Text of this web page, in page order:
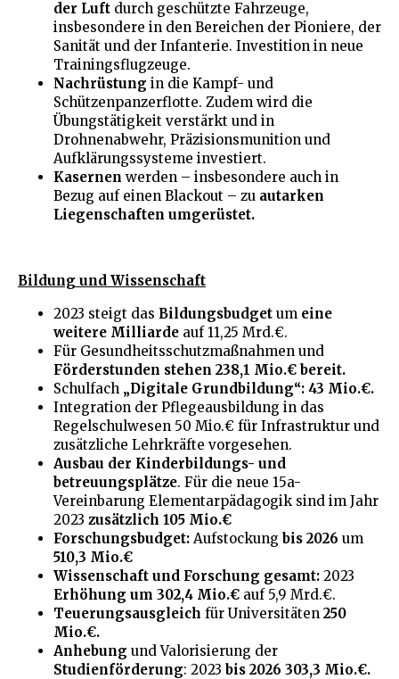
der Luft durch geschützte Fahrzeuge,
insbesondere in den Bereichen der Pioniere, der
Sanität und der Infanterie. Investition in neue
Trainingsflugzeuge.
Nachrüstung in die Kampf- und
Schützenpanzerflotte. Zudem wird die
Übungstätigkeit verstärkt und in
Drohnenabwehr, Präzisionsmunition und
Aufklärungssysteme investiert.
Kasernen werden – insbesondere auch in
Bezug auf einen Blackout – zu autarken
Liegenschaften umgerüstet.
Bildung und Wissenschaft
2023 steigt das Bildungsbudget um eine
weitere Milliarde auf 11,25 Mrd.€.
Für Gesundheitsschutzmaßnahmen und
Förderstunden stehen 238,1 Mio.€ bereit.
Schulfach „Digitale Grundbildung“: 43 Mio.€.
Integration der Pflegeausbildung in das
Regelschulwesen 50 Mio.€ für Infrastruktur und
zusätzliche Lehrkräfte vorgesehen.
Ausbau der Kinderbildungs- und
betreuungsplätze. Für die neue 15a-
Vereinbarung Elementarpädagogik sind im Jahr
2023 zusätzlich 105 Mio.€
Forschungsbudget: Aufstockung bis 2026 um
510,3 Mio.€
Wissenschaft und Forschung gesamt: 2023
Erhöhung um 302,4 Mio.€ auf 5,9 Mrd.€.
Teuerungsausgleich für Universitäten 250
Mio.€.
Anhebung und Valorisierung der
Studienförderung: 2023 bis 2026 303,3 Mio.€.